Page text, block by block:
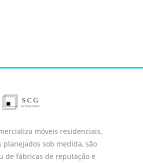
móveis residenciais,
planejados sob medida, são
de fábricas de reputação e